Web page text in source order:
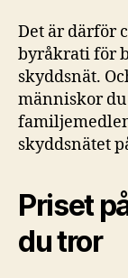
Det är därför
byråkrati för
skyddsnät.
människor du
skyddsnätet
Priset
du tror